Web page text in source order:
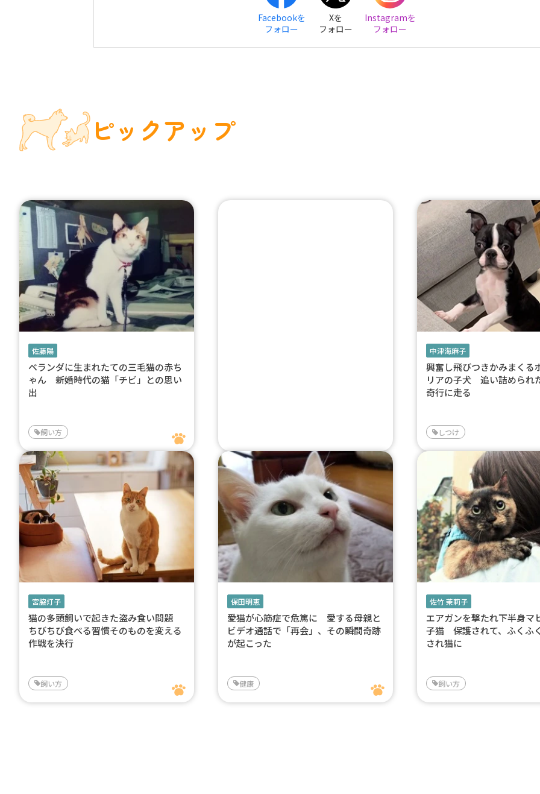
Facebookを
フォロー
Xを
フォロー
Instagramを
フォロー
ピックアップ
佐藤陽
ベランダに生まれたての三毛猫の赤ち
ゃん 新婚時代の猫「チビ」との思い
出
飼い方
中津海麻子
興奮し飛びつきかみまくる
リアの子犬 追い詰められ
奇行に走る
しつけ
宮脇灯子
猫の多頭飼いで起きた盗み食い問題
ちびちび食べる習慣そのものを変える
作戦を決行
飼い方
保田明恵
愛猫が心筋症で危篤に 愛する母親と
ビデオ通話で「再会」、その瞬間奇跡
が起こった
健康
佐竹 茉莉子
エアガンを撃たれ下半身マ
子猫 保護されて、ふくふ
され猫に
飼い方